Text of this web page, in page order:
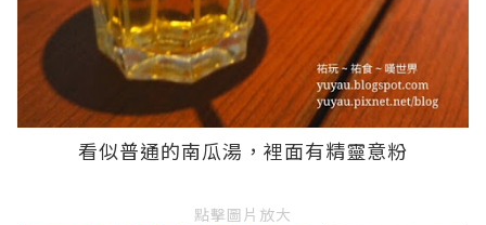
看似普通的南瓜湯，裡面有精靈意粉
點擊圖片放大